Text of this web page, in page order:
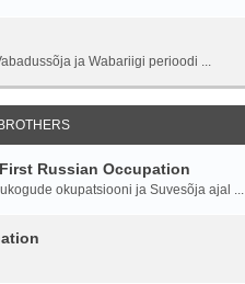
ja Wabariigi perioodi ...
Russian Occupation
okupatsiooni ja Suvesõja ajal ...